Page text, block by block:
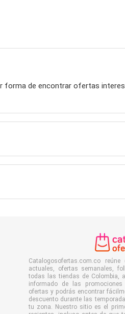
forma de encontrar ofertas
Catalogosofertas.com.co
actuales, ofertas semanales,
todas las tiendas de Colombia,
informado de las
ofertas y podrás encontrar
descuento durante las
tu zona. Nuestro sitio es el